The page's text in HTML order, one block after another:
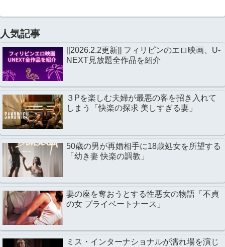
人気記事
[[2026.2.2更新]] フィリピンのエロ映画、U-
NEXT見放題全作品を紹介
３Pを楽しむ夫婦が最悪の客を招き入れて
しまう「快楽の探求 美しすぎる妻」
50歳の男が再婚相手に18歳処女を所望する
「幼き妻 快楽の調教」
妻の座を奪おうとする性悪女の物語「不貞
の女 プライベートナース」
ミス・インターナショナルが濡れ場を演じ